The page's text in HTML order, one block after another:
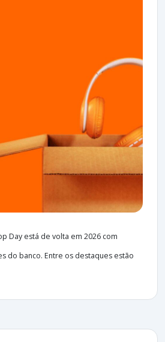
Day está de volta em 2026 com
do banco. Entre os destaques estão